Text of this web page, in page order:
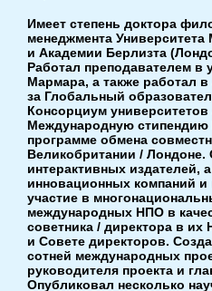
Имеет степень доктора
менеджмента
и Академии Берлизта
Работал преподавателем в
Мармара, а также работал
за Глобальный
Консорциум
Международную стипендию
программе обмена
Великобритании /
интерактивных издателей,
инновационных компаний
участие в
международных НПО в
советника / директора в
и Совете директоров.
сотней международных
руководителя проекта и
Опубликовал несколько